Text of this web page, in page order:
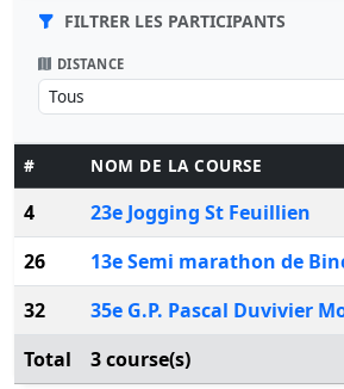
FILTRER LES PARTICIPANTS
DISTANCE
# NOM DE LA COURSE
4 23e Jogging St Feuillien
26
13e Semi marathon de
32
35e G.P. Pascal Duvivier
Total
3 course(s)